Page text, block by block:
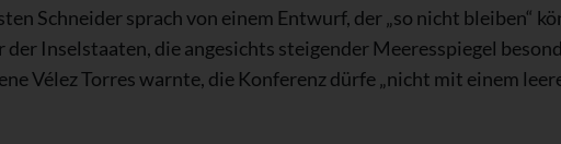
Schneider sprach von einem Entwurf, der „so nicht bleiben“
Inselstaaten, die angesichts steigender Meeresspiegel
Vélez Torres warnte, die Konferenz dürfe „nicht mit einem